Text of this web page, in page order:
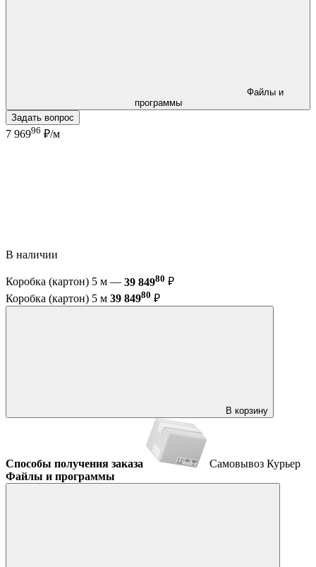
программы
Задать вопрос
7 96996 ₽/м
В наличии
Коробка (картон) 5 м — 39 84980 ₽
Коробка (картон) 5 м 39 84980 ₽
В корзину
Способы получения заказа Самовывоз Курьер
Файлы и программы